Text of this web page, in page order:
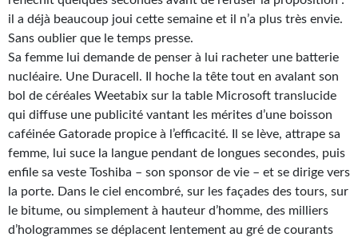
S'abonner
Les critiques
Le blog
Le prix des lecteurs
GOODIES
Goodies Gotland
Tirages d’art Une Heure-Lumière
il a déjà beaucoup joui cette semaine et il n’a plus très envie.
Sans oublier que le temps presse.
Sa femme lui demande de penser à lui racheter une batterie
nucléaire. Une Duracell. Il hoche la tête tout en avalant son
bol de céréales Weetabix sur la table Microsoft translucide
qui diffuse une publicité vantant les mérites d’une boisson
caféinée Gatorade propice à l’efficacité. Il se lève, attrape sa
femme, lui suce la langue pendant de longues secondes, puis
enfile sa veste Toshiba – son sponsor de vie – et se dirige vers
la porte. Dans le ciel encombré, sur les façades des tours, sur
le bitume, ou simplement à hauteur d’homme, des milliers
d’hologrammes se déplacent lentement au gré de courants